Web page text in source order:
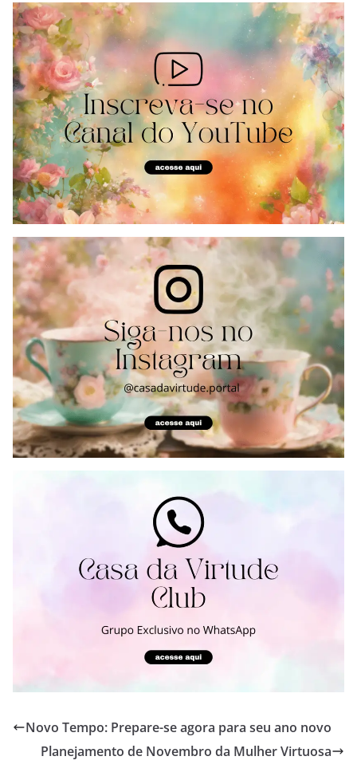
Novo Tempo: Prepare-se agora para seu ano novo
Planejamento de Novembro da Mulher Virtuosa